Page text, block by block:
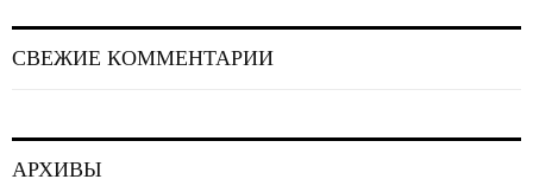
СВЕЖИЕ КОММЕНТАРИИ
АРХИВЫ